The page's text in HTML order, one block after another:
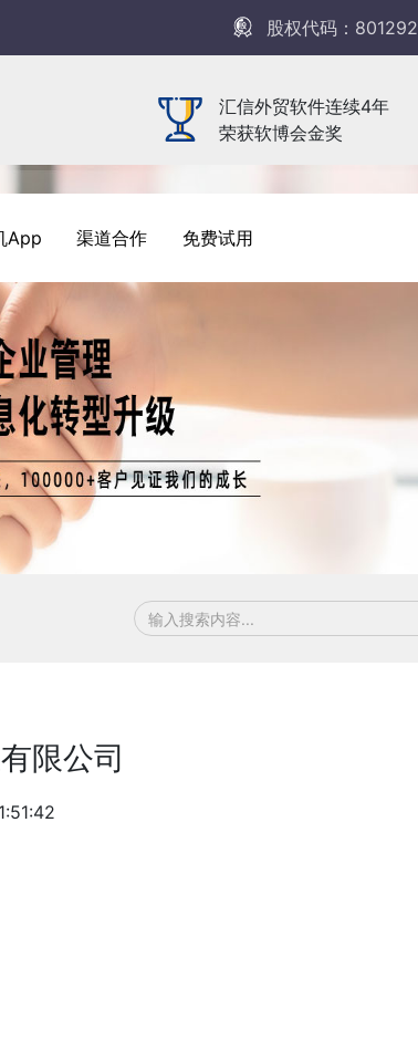
股权代码：801292
汇信外贸软件连续4年
荣获软博会金奖
App 渠道合作 免费试用
限公司